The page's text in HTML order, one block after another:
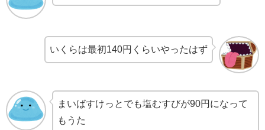
いくらは最初140円くらいやったはず
まいばすけっとでも塩むすびが90円になって
もうた